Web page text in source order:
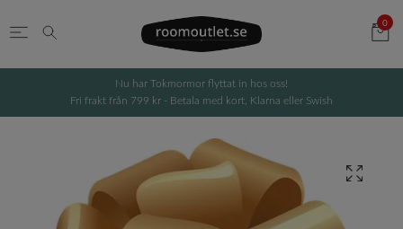
0
Nu har Tokmormor flyttat in hos oss!
Fri frakt från 799 kr - Betala med kort, Klarna eller Swish